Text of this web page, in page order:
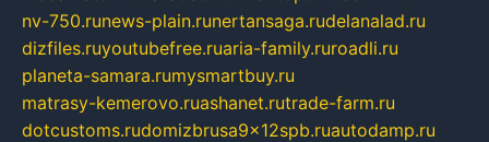
nv-750.runews-plain.runertansaga.rudelanalad.ru
dizfiles.ruyoutubefree.ruaria-family.ruroadli.ru
planeta-samara.rumysmartbuy.ru
matrasy-kemerovo.ruashanet.rutrade-farm.ru
dotcustoms.rudomizbrusa9x12spb.ruautodamp.ru